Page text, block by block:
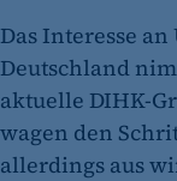
Das Interesse
Deutschland
aktuelle DIHK-
wagen den
allerdings aus